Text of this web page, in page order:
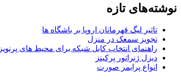
نوشته‌های تازه
تاثیر لیگ قهرمانان اروپا بر باشگاه ها
تجویز سمعک در منزل
راهنمای انتخاب کابل شبکه برای محیط های پرنویز
دیزل ژنراتور پرکینز
انواع پرایمر صورت